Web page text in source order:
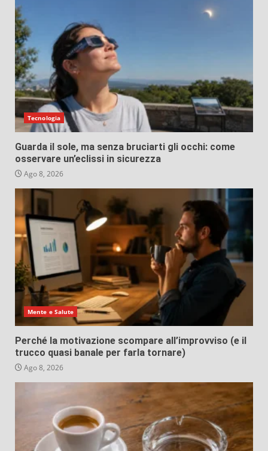
Tecnologia
Guarda il sole, ma senza bruciarti gli occhi: come
osservare un’eclissi in sicurezza
Ago 8, 2026
Mente e Salute
Perché la motivazione scompare all’improvviso (e il
trucco quasi banale per farla tornare)
Ago 8, 2026